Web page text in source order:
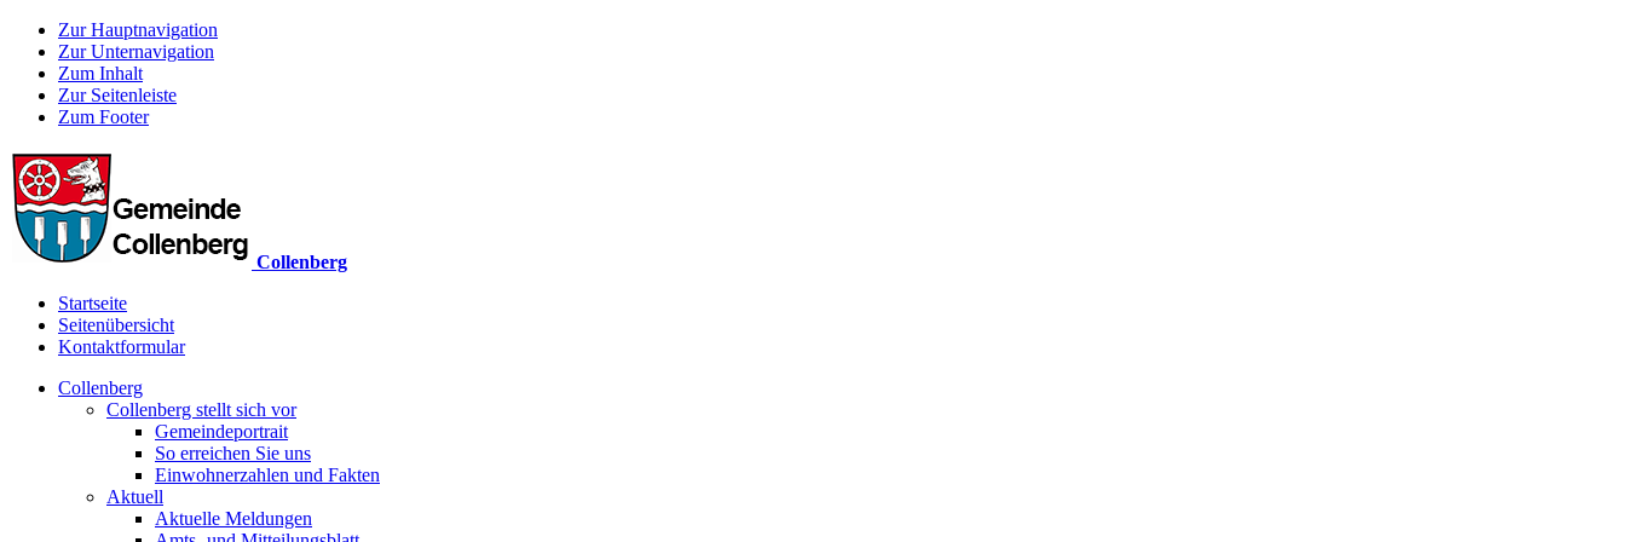
Zur Hauptnavigation
Zur Unternavigation
Zum Inhalt
Zur Seitenleiste
Zum Footer
Collenberg
Startseite
Seitenübersicht
Kontaktformular
Collenberg
Collenberg stellt sich vor
Gemeindeportrait
So erreichen Sie uns
Einwohnerzahlen und Fakten
Aktuell
Aktuelle Meldungen